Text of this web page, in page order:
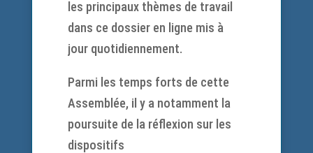
les principaux thèmes de travail
dans ce dossier en ligne mis à
jour quotidiennement.
Parmi les temps forts de cette
Assemblée, il y a notamment la
poursuite de la réflexion sur les
dispositifs